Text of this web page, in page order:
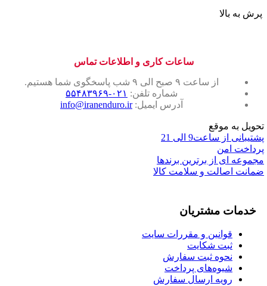
پرش به بالا
ساعات کاری و اطلاعات تماس
از ساعت ۹ صبح الی ۹ شب پاسخگوی شما هستیم.
شماره تلفن: ۰۲۱-۵۵۴۸۳۹۶۹
آدرس ایمیل:info@iranenduro.ir
تحویل به موقع
پشتیبانی از ساعت9 الی 21
پرداخت امن
مجموعه ای از برترین برندها
ضمانت اصالت و سلامت کالا
خدمات مشتریان
قوانین و مقررات سایت
ثبت شکایت
نحوه ثبت سفارش
شیوه‌های پرداخت
رویه ارسال سفارش